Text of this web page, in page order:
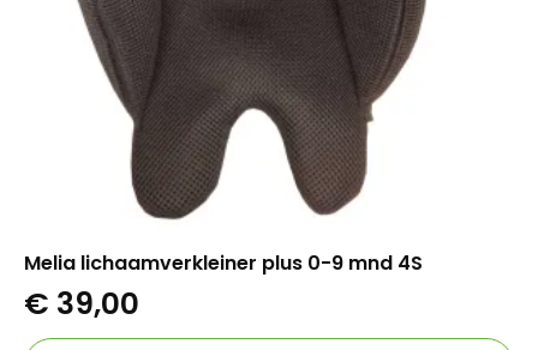
Melia lichaamverkleiner plus 0-9 mnd 4S
€ 39,00